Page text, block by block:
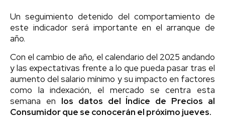
Un seguimiento detenido del comportamiento de
este indicador será importante en el arranque de
año.
Con el cambio de año, el calendario del 2025 andando
y las expectativas frente a lo que pueda pasar tras el
aumento del salario mínimo y su impacto en factores
como la indexación, el mercado se centra esta
semana en los datos del Índice de Precios al
Consumidor que se conocerán el próximo jueves.